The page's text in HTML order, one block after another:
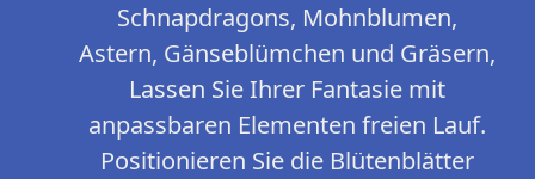
Schnapdragons, Mohnblumen,
Astern, Gänseblümchen und Gräsern,
Lassen Sie Ihrer Fantasie mit
anpassbaren Elementen freien Lauf.
Positionieren Sie die Blütenblätter